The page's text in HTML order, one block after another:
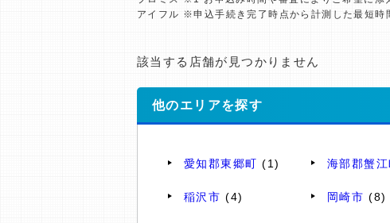
アイフル ※申込手続き完了時点から計測した最短時
該当する店舗が見つかりません
他のエリアを探す
愛知郡東郷町 (1) 海部郡蟹江
稲沢市 (4) 岡崎市 (8)